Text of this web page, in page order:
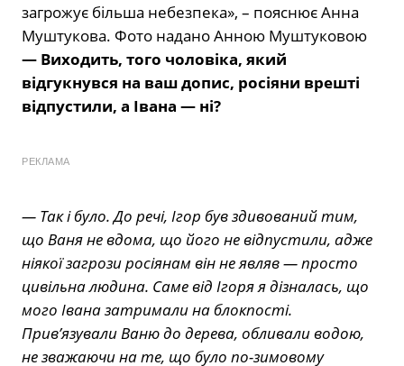
загрожує більша небезпека», – пояснює Анна
Муштукова. Фото надано Анною Муштуковою
— Виходить, того чоловіка, який
відгукнувся на ваш допис, росіяни врешті
відпустили, а Івана — ні?
РЕКЛАМА
— Так і було. До речі, Ігор був здивований тим,
що Ваня не вдома, що його не відпустили, адже
ніякої загрози росіянам він не являв — просто
цивільна людина. Саме від Ігоря я дізналась, що
мого Івана затримали на блокпості.
Прив’язували Ваню до дерева, обливали водою,
не зважаючи на те, що було по-зимовому